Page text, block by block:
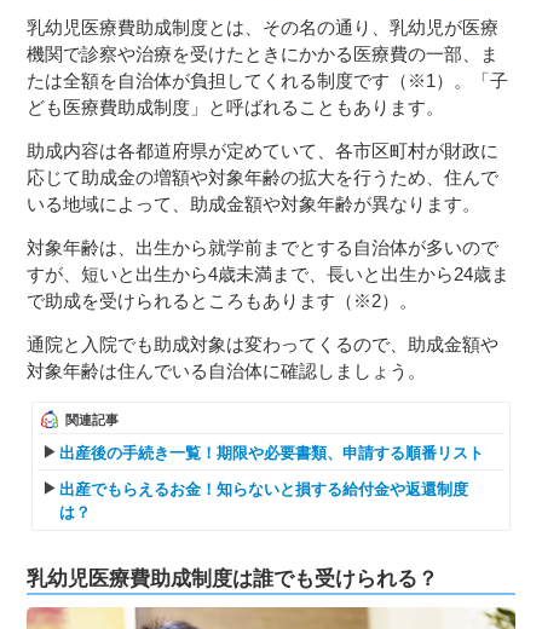
乳幼児医療費助成制度とは、その名の通り、乳幼児が医療
機関で診察や治療を受けたときにかかる医療費の一部、ま
たは全額を自治体が負担してくれる制度です（※1）。「子
ども医療費助成制度」と呼ばれることもあります。
助成内容は各都道府県が定めていて、各市区町村が財政に
応じて助成金の増額や対象年齢の拡大を行うため、住んで
いる地域によって、助成金額や対象年齢が異なります。
対象年齢は、出生から就学前までとする自治体が多いので
すが、短いと出生から4歳未満まで、長いと出生から24歳ま
で助成を受けられるところもあります（※2）。
通院と入院でも助成対象は変わってくるので、助成金額や
対象年齢は住んでいる自治体に確認しましょう。
関連記事
出産後の手続き一覧！期限や必要書類、申請する順番リスト
出産でもらえるお金！知らないと損する給付金や返還制度
は？
乳幼児医療費助成制度は誰でも受けられる？